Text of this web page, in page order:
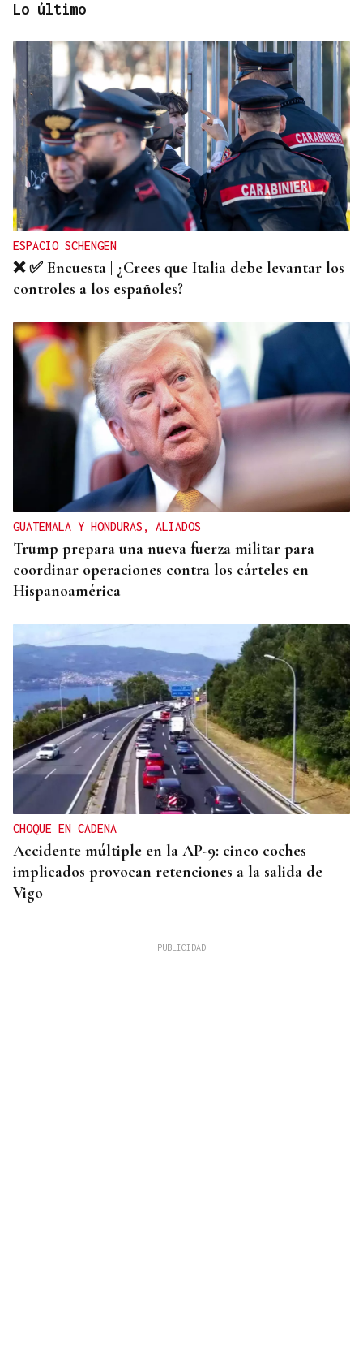
AUTO JUDICIAL
La Justicia frena un proyecto eólico en la provincia
de Ourense por riesgos medioambientales
Lo último
ESPACIO SCHENGEN
❌ ✅ Encuesta | ¿Crees que Italia debe levantar los
controles a los españoles?
GUATEMALA Y HONDURAS, ALIADOS
Trump prepara una nueva fuerza militar para
coordinar operaciones contra los cárteles en
Hispanoamérica
CHOQUE EN CADENA
Accidente múltiple en la AP-9: cinco coches
implicados provocan retenciones a la salida de
Vigo